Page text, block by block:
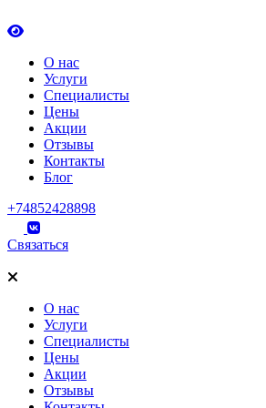
О нас
Услуги
Специалисты
Цены
Акции
Отзывы
Контакты
Блог
+74852428898
Связаться
О нас
Услуги
Специалисты
Цены
Акции
Отзывы